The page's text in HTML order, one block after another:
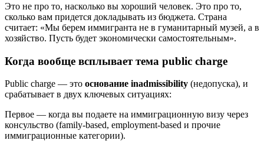
Это не про то, насколько вы хороший человек. Это про то,
сколько вам придется докладывать из бюджета. Страна
считает: «Мы берем иммигранта не в гуманитарный музей, а в
хозяйство. Пусть будет экономически самостоятельным».
Когда вообще всплывает тема public charge
Public charge — это основание inadmissibility (недопуска), и
срабатывает в двух ключевых ситуациях:
Первое — когда вы подаете на иммиграционную визу через
консульство (family-based, employment-based и прочие
иммиграционные категории).